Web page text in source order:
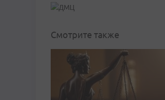
Смотрите также